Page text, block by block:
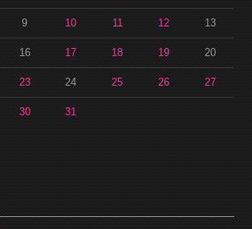
9 10 11 12 13
16 17 18 19 20
23 24 25 26 27
30 31